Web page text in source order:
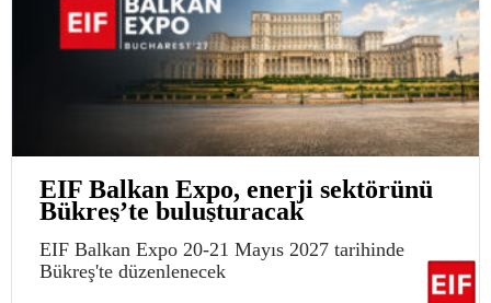
EIF Balkan Expo, enerji sektörünü
Bükreş’te buluşturacak
EIF Balkan Expo 20-21 Mayıs 2027 tarihinde
Bükreş'te düzenlenecek